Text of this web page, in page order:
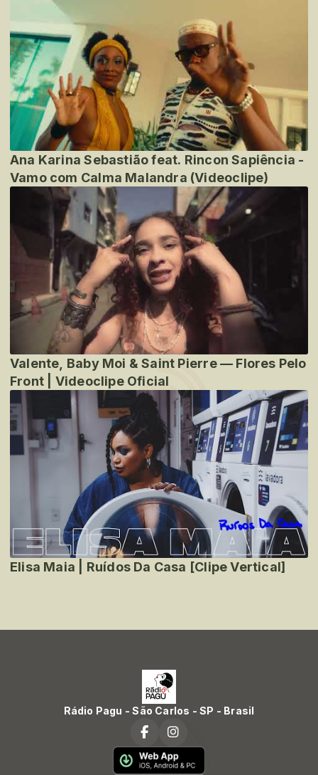
Ana Karina Sebastião feat. Rincon Sapiência -
Vamo com Calma Malandra (Videoclipe)
Valente, Baby Moi & Saint Pierre — Flores Pelo
Front | Videoclipe Oficial
Elisa Maia | Ruídos Da Casa [Clipe Vertical]
Rádio Pagu - São Carlos - SP - Brasil